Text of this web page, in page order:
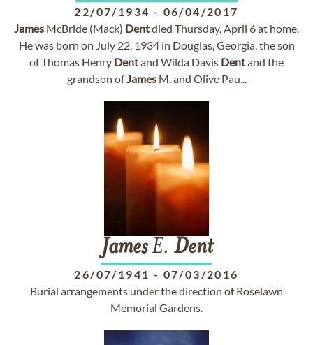
22/07/1934 - 06/04/2017
James McBride (Mack) Dentdied Thursday, April 6 at home.
He was born on July 22, 1934 in Douglas, Georgia, the son
of Thomas Henry Dentand Wilda Davis Dentand the
grandson ofJamesM. and Olive Pau...
JamesE. Dent
26/07/1941 - 07/03/2016
Burial arrangements under the direction of Roselawn
Memorial Gardens.